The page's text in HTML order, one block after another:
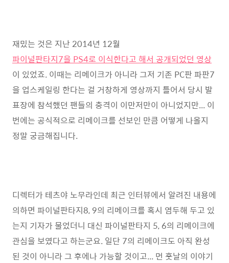
재밌는 것은 지난 2014년 12월
파이널판타지7을 PS4로 이식한다고 해서 공개되었던 영상
이 있었죠. 이때는 리메이크가 아니라 그저 기존 PC판 파판7
을 업스케일링 한다는 걸 거창하게 영상까지 틀어서 당시 발
표장에 참석했던 팬들의 충격이 이만저만이 아니었지만... 이
번에는 공식적으로 리메이크를 선보인 만큼 어떻게 나올지
정말 궁금해집니다.
디렉터가 테츠야 노무라인데 최근 인터뷰에서 알려진 내용에
의하면 파이널판타지8, 9의 리메이크를 혹시 염두해 두고 있
는지 기자가 물었더니 대신 파이널판타지 5, 6의 리메이크에
관심을 보였다고 하는군요. 일단 7의 리메이크도 아직 완성
된 것이 아니라 그 후에나 가능할 것이고... 먼 훗날의 이야기